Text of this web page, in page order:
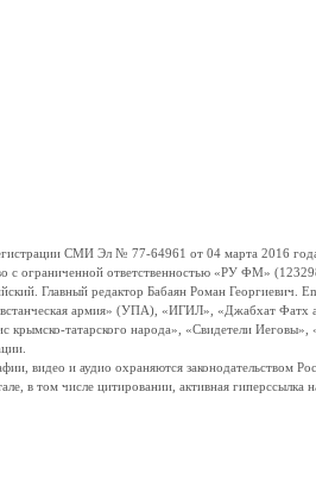
СМИ Эл № 77-64961 от 04 марта 2016
ограниченной ответственностью «РУ ФМ»
Главный редактор Бабаян Роман
армия» (УПА), «ИГИЛ», «Джабхат
татарского народа», «Свидетели Иеговы»,
видео и аудио охраняются
в том числе цитировании, активная гиперссылка